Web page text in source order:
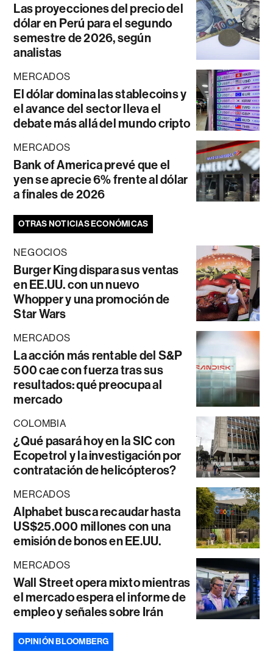
Las proyecciones del precio del
dólar en Perú para el segundo
semestre de 2026, según
analistas
MERCADOS
El dólar domina las stablecoins y
el avance del sector lleva el
debate más allá del mundo cripto
MERCADOS
Bank of America prevé que el
yen se aprecie 6% frente al dólar
a finales de 2026
OTRAS NOTICIAS ECONÓMICAS
NEGOCIOS
Burger King dispara sus ventas
en EE.UU. con un nuevo
Whopper y una promoción de
Star Wars
MERCADOS
La acción más rentable del S&P
500 cae con fuerza tras sus
resultados: qué preocupa al
mercado
COLOMBIA
¿Qué pasará hoy en la SIC con
Ecopetrol y la investigación por
contratación de helicópteros?
MERCADOS
Alphabet busca recaudar hasta
US$25.000 millones con una
emisión de bonos en EE.UU.
MERCADOS
Wall Street opera mixto mientras
el mercado espera el informe de
empleo y señales sobre Irán
OPINIÓN BLOOMBERG